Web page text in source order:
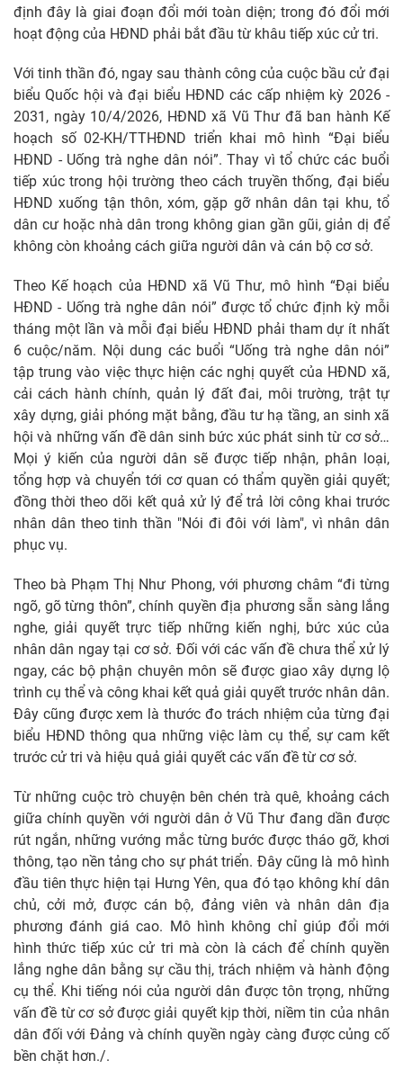
định đây là giai đoạn đổi mới toàn diện; trong đó đổi mới
hoạt động của HĐND phải bắt đầu từ khâu tiếp xúc cử tri.
Với tinh thần đó, ngay sau thành công của cuộc bầu cử đại
biểu Quốc hội và đại biểu HĐND các cấp nhiệm kỳ 2026 -
2031, ngày 10/4/2026, HĐND xã Vũ Thư đã ban hành Kế
hoạch số 02-KH/TTHĐND triển khai mô hình “Đại biểu
HĐND - Uống trà nghe dân nói”. Thay vì tổ chức các buổi
tiếp xúc trong hội trường theo cách truyền thống, đại biểu
HĐND xuống tận thôn, xóm, gặp gỡ nhân dân tại khu, tổ
dân cư hoặc nhà dân trong không gian gần gũi, giản dị để
không còn khoảng cách giữa người dân và cán bộ cơ sở.
Theo Kế hoạch của HĐND xã Vũ Thư, mô hình “Đại biểu
HĐND - Uống trà nghe dân nói” được tổ chức định kỳ mỗi
tháng một lần và mỗi đại biểu HĐND phải tham dự ít nhất
6 cuộc/năm. Nội dung các buổi “Uống trà nghe dân nói”
tập trung vào việc thực hiện các nghị quyết của HĐND xã,
cải cách hành chính, quản lý đất đai, môi trường, trật tự
xây dựng, giải phóng mặt bằng, đầu tư hạ tầng, an sinh xã
hội và những vấn đề dân sinh bức xúc phát sinh từ cơ sở…
Mọi ý kiến của người dân sẽ được tiếp nhận, phân loại,
tổng hợp và chuyển tới cơ quan có thẩm quyền giải quyết;
đồng thời theo dõi kết quả xử lý để trả lời công khai trước
nhân dân theo tinh thần "Nói đi đôi với làm", vì nhân dân
phục vụ.
Theo bà Phạm Thị Như Phong, với phương châm “đi từng
ngõ, gõ từng thôn”, chính quyền địa phương sẵn sàng lắng
nghe, giải quyết trực tiếp những kiến nghị, bức xúc của
nhân dân ngay tại cơ sở. Đối với các vấn đề chưa thể xử lý
ngay, các bộ phận chuyên môn sẽ được giao xây dựng lộ
trình cụ thể và công khai kết quả giải quyết trước nhân dân.
Đây cũng được xem là thước đo trách nhiệm của từng đại
biểu HĐND thông qua những việc làm cụ thể, sự cam kết
trước cử tri và hiệu quả giải quyết các vấn đề từ cơ sở.
Từ những cuộc trò chuyện bên chén trà quê, khoảng cách
giữa chính quyền với người dân ở Vũ Thư đang dần được
rút ngắn, những vướng mắc từng bước được tháo gỡ, khơi
thông, tạo nền tảng cho sự phát triển. Đây cũng là mô hình
đầu tiên thực hiện tại Hưng Yên, qua đó tạo không khí dân
chủ, cởi mở, được cán bộ, đảng viên và nhân dân địa
phương đánh giá cao. Mô hình không chỉ giúp đổi mới
hình thức tiếp xúc cử tri mà còn là cách để chính quyền
lắng nghe dân bằng sự cầu thị, trách nhiệm và hành động
cụ thể. Khi tiếng nói của người dân được tôn trọng, những
vấn đề từ cơ sở được giải quyết kịp thời, niềm tin của nhân
dân đối với Đảng và chính quyền ngày càng được củng cố
bền chặt hơn./.